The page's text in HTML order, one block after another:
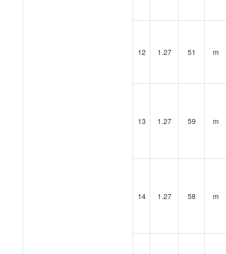
12 1.27 51 m
13 1.27 59 m
14 1.27 58 m